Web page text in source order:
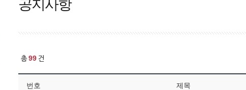
공지사항
총99 건
번호 제목